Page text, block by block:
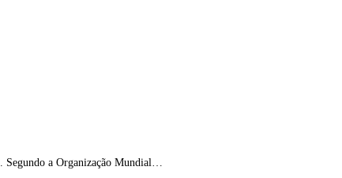
a Organização Mundial…